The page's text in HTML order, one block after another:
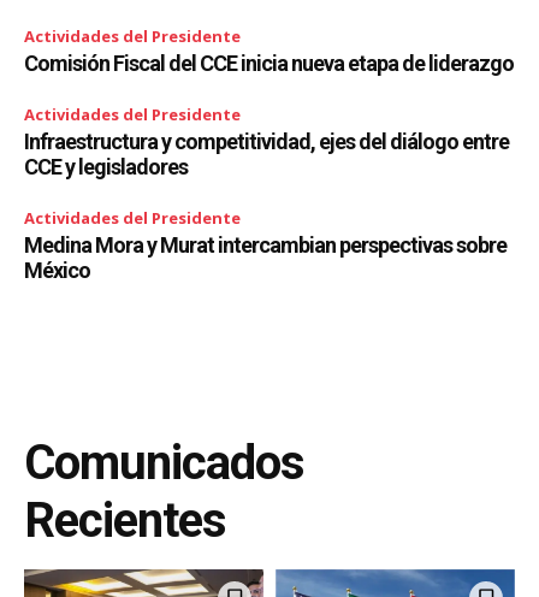
Actividades del Presidente
Comisión Fiscal del CCE inicia nueva etapa de liderazgo
Actividades del Presidente
Infraestructura y competitividad, ejes del diálogo entre
CCE y legisladores
Actividades del Presidente
Medina Mora y Murat intercambian perspectivas sobre
México
Comunicados
Recientes